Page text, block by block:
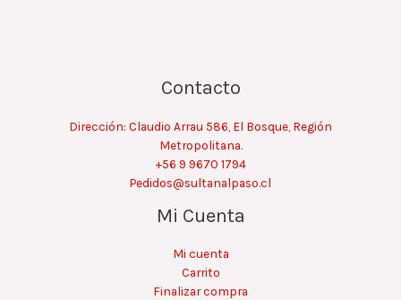
Contacto
Dirección: Claudio Arrau 586, El Bosque, Región
Metropolitana.
+56 9 9670 1794
Pedidos@sultanalpaso.cl
Mi Cuenta
Mi cuenta
Carrito
Finalizar compra